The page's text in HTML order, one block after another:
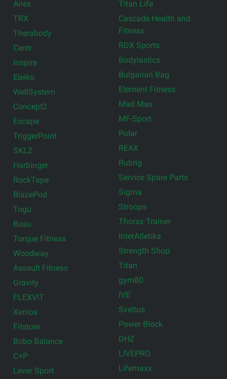
Airex
TRX
Therabody
Centr
Inspire
Eleiko
WellSystem
Concept2
Escape
TriggerPoint
SKLZ
Harbinger
RockTape
BlazePod
Togu
Bosu
Torque Fitness
Woodway
Assault Fitness
Gravity
FLEXVIT
Xenios
Fitstore
Bobo Balance
C+P
Lever Sport
Titan Life
Cascade Health and
Fitness
RDX Sports
Bodylastics
Bulgarian Bag
Element Fitness
Mad Max
MF-Sport
Polar
REAX
Rubrig
Service Spare Parts
Sigma
Stroops
Thorax Trainer
InterAtletika
Strength Shop
Titan
gym80
IVE
Sveltus
Power Block
DHZ
LIVEPRO
Lifemaxx